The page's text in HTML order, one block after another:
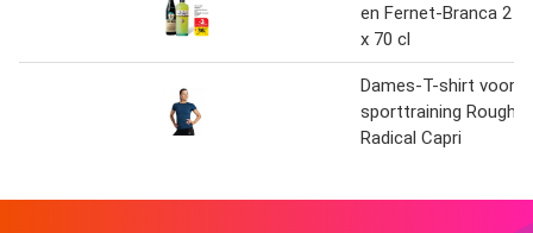
en Fernet-Branca 2
x 70 cl
Dames-T-shirt voor
sporttraining Rough
Radical Capri